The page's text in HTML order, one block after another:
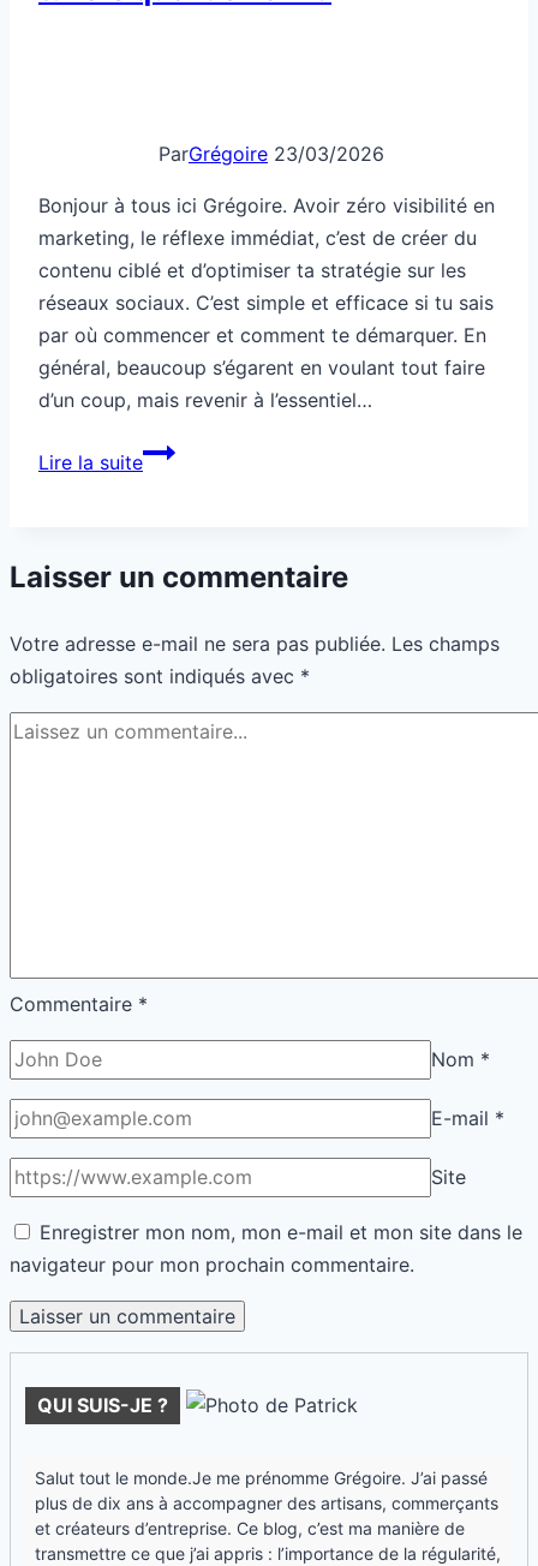
ParGrégoire 23/03/2026
Bonjour à tous ici Grégoire. Avoir zéro visibilité en
marketing, le réflexe immédiat, c’est de créer du
contenu ciblé et d’optimiser ta stratégie sur les
réseaux sociaux. C’est simple et efficace si tu sais
par où commencer et comment te démarquer. En
général, beaucoup s’égarent en voulant tout faire
d’un coup, mais revenir à l’essentiel…
Lire la suiteMarketing:
visibilité,
fais
quoi
demain
?
Laisser un commentaire
Votre adresse e-mail ne sera pas publiée. Les champs
obligatoires sont indiqués avec *
Commentaire *
Nom *
E-mail *
Site
Enregistrer mon nom, mon e-mail et mon site dans le
navigateur pour mon prochain commentaire.
QUI SUIS-JE ?
Salut tout le monde.Je me prénomme Grégoire. J’ai passé
plus de dix ans à accompagner des artisans, commerçants
et créateurs d’entreprise. Ce blog, c’est ma manière de
transmettre ce que j’ai appris : l’importance de la régularité,